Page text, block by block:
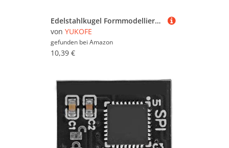
Edelstahlkugel Formmodellierungswerkzeug Ton glattes Werkzeug für die Kuchendekoration
von YUKOFE
gefunden bei Amazon
10,39 €